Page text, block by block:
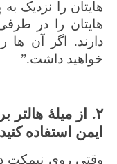
هایتان را نزدیک به
هایتان را در
دارند. اگر آن ها
خواهید داشت.”
۲. از میلۀ
ایمن استفاده کنید
وقتی روی نیمکت